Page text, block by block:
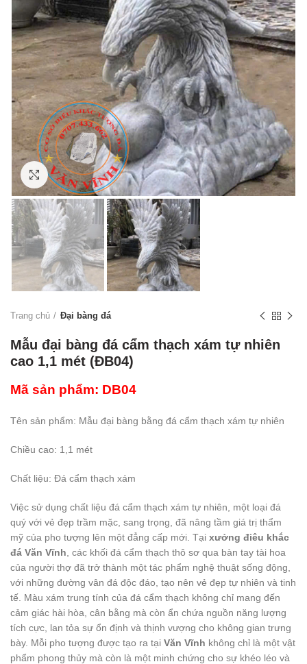
Click to enlarge
Trang chủ Đại bàng đá
Mẫu đại bàng đá cẩm thạch xám tự nhiên
cao 1,1 mét (ĐB04)
Mã sản phẩm: DB04
Tên sản phẩm: Mẫu đại bàng bằng đá cẩm thạch xám tự nhiên
Chiều cao: 1,1 mét
Chất liệu: Đá cẩm thạch xám
Việc sử dụng chất liệu đá cẩm thạch xám tự nhiên, một loại đá
quý với vẻ đẹp trầm mặc, sang trọng, đã nâng tầm giá trị thẩm
mỹ của pho tượng lên một đẳng cấp mới. Tại xưởng điêu khắc
đá Văn Vĩnh , các khối đá cẩm thạch thô sơ qua bàn tay tài hoa
của người thợ đã trở thành một tác phẩm nghệ thuật sống động,
với những đường vân đá độc đáo, tạo nên vẻ đẹp tự nhiên và tinh
tế. Màu xám trung tính của đá cẩm thạch không chỉ mang đến
cảm giác hài hòa, cân bằng mà còn ẩn chứa nguồn năng lượng
tích cực, lan tỏa sự ổn định và thịnh vượng cho không gian trưng
bày. Mỗi pho tượng được tạo ra tại Văn Vĩnh không chỉ là một vật
phẩm phong thủy mà còn là một minh chứng cho sự khéo léo và